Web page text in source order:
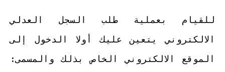
للقيام بعملية طلب السجل العدلي
الالكتروني يتعين عليك أولا الدخول إلى
الموقع الالكتروني الخاص بذلك والمسمى: